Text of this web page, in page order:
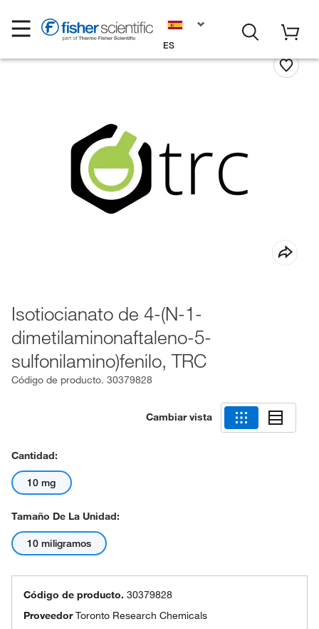
ES
Isotiocianato de 4-(N-1-
dimetilaminonaftaleno-5-
sulfonilamino)fenilo, TRC
Código de producto. 30379828
Cambiar vista
Cantidad:
10 mg
Tamaño De La Unidad:
10 miligramos
Código de producto. 30379828
ProveedorToronto Research Chemicals